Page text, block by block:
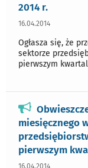
2014 r.
16.04.2014
Ogłasza się, że
sektorze
pierwszym
miesięcznego
pierwszym